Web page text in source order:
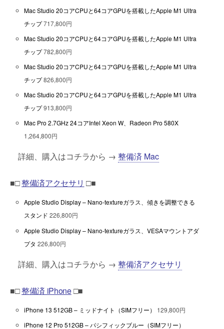
Mac Studio 20コアCPUと64コアGPUを搭載したApple M1 Ultra
チップ717,800円
Mac Studio 20コアCPUと64コアGPUを搭載したApple M1 Ultra
チップ782,800円
Mac Studio 20コアCPUと64コアGPUを搭載したApple M1 Ultra
チップ826,800円
Mac Studio 20コアCPUと64コアGPUを搭載したApple M1 Ultra
チップ913,800円
Mac Pro 2.7GHz 24コアIntel Xeon W、Radeon Pro 580X
1,264,800円
詳細、購入はコチラから → 整備済 Mac
■□整備済アクセサリ □■
Apple Studio Display – Nano-textureガラス、傾きを調整できる
スタンド226,800円
Apple Studio Display – Nano-textureガラス、VESAマウントアダ
プタ226,800円
詳細、購入はコチラから → 整備済アクセサリ
■□整備済 iPhone□■
iPhone 13 512GB – ミッドナイト（SIMフリー）
129,800円
iPhone 12 Pro 512GB – パシフィックブルー（SIMフリー）